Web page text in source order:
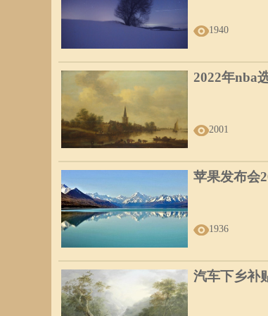
别人的好感，只要保持端庄品德，婚姻可望美满
8、燕眼
眼睛稍微细长，眼尾略微上翘，眼睛的瞳孔较
晕，当其翘首仰视，好像漠视虚空，为人极重
睑阔波长，黑白分明，上眼睑中央部份略为突
为一些根本微不足道的事、惊骇失措，所以形
的帮忙，而且信诺必行，最重感情，因此被认
1940
2022年nba
2001
苹果发布会
1936
汽车下乡补